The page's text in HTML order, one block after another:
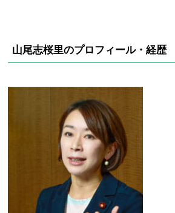
山尾志桜里のプロフィール・経歴